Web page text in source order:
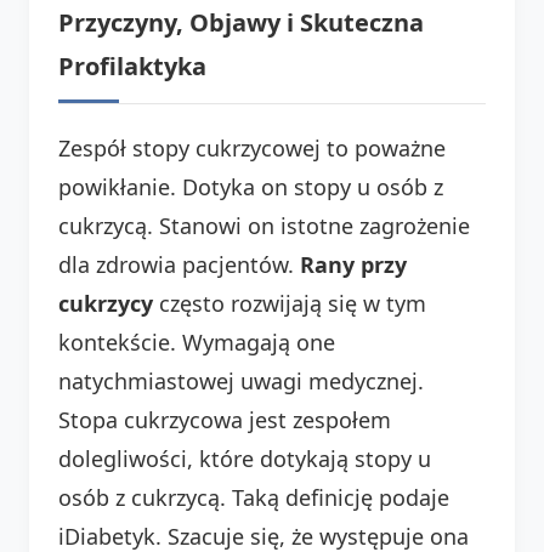
Przyczyny, Objawy i Skuteczna
Profilaktyka
Zespół stopy cukrzycowej to poważne
powikłanie. Dotyka on stopy u osób z
cukrzycą. Stanowi on istotne zagrożenie
dla zdrowia pacjentów. Rany przy
cukrzycy często rozwijają się w tym
kontekście. Wymagają one
natychmiastowej uwagi medycznej.
Stopa cukrzycowa jest zespołem
dolegliwości, które dotykają stopy u
osób z cukrzycą. Taką definicję podaje
iDiabetyk. Szacuje się, że występuje ona